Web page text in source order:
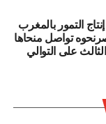
التمور بالمغرب
تواصل منحاها
على التوالي